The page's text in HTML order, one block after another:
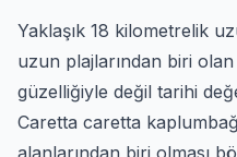
Yaklaşık 18 kilometrelik
uzun plajlarından biri
güzelliğiyle değil tarihi
Caretta caretta